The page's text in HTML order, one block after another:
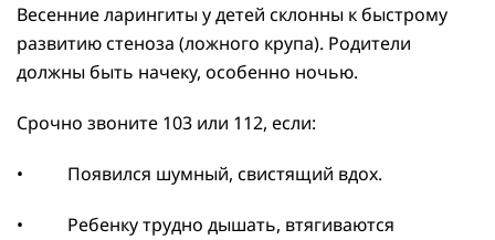
Весенние ларингиты у детей склонны к быстрому
развитию стеноза (ложного крупа). Родители
должны быть начеку, особенно ночью.
Срочно звоните 103 или 112, если:
• Появился шумный, свистящий вдох.
• Ребенку трудно дышать, втягиваются